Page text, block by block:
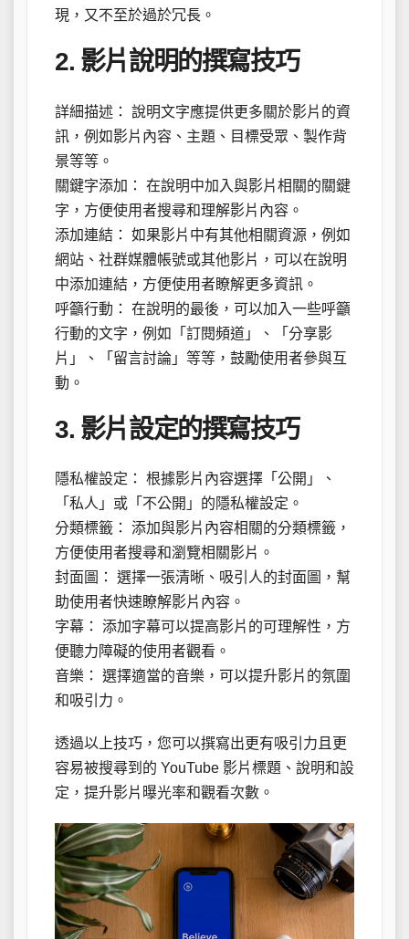
現，又不至於過於冗長。
2. 影片說明的撰寫技巧
詳細描述： 說明文字應提供更多關於影片的資
訊，例如影片內容、主題、目標受眾、製作背
景等等。
關鍵字添加： 在說明中加入與影片相關的關鍵
字，方便使用者搜尋和理解影片內容。
添加連結： 如果影片中有其他相關資源，例如
網站、社群媒體帳號或其他影片，可以在說明
中添加連結，方便使用者瞭解更多資訊。
呼籲行動： 在說明的最後，可以加入一些呼籲
行動的文字，例如「訂閱頻道」、「分享影
片」、「留言討論」等等，鼓勵使用者參與互
動。
3. 影片設定的撰寫技巧
隱私權設定： 根據影片內容選擇「公開」、
「私人」或「不公開」的隱私權設定。
分類標籤： 添加與影片內容相關的分類標籤，
方便使用者搜尋和瀏覽相關影片。
封面圖： 選擇一張清晰、吸引人的封面圖，幫
助使用者快速瞭解影片內容。
字幕： 添加字幕可以提高影片的可理解性，方
便聽力障礙的使用者觀看。
音樂： 選擇適當的音樂，可以提升影片的氛圍
和吸引力。
透過以上技巧，您可以撰寫出更有吸引力且更
容易被搜尋到的 YouTube 影片標題、說明和設
定，提升影片曝光率和觀看次數。